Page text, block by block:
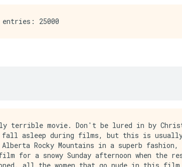
Alonso appeared phony, and her pseudo-love affair with Walken was nothing but a pathetic emotional plug in a movie that was devoid of any real meaning. I am disappointed that there are movies like this, ruining actor's like Christopher Walken's good name. I could barely sit through it.",
       b'I have been known to fall asleep during films, but this is usually due to a combination of things including, really tired, being warm and comfortable on the sette and having just eaten a lot. However on this occasion I fell asleep because the film was rubbish. The plot